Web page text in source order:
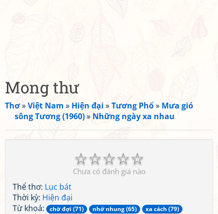
Mong thư
Thơ»Việt Nam » Hiện đại »Tương Phố» Mưa gió
sông Tương (1960)» Những ngày xa nhau
☆
☆
☆
☆
☆
Chưa có đánh giá nào
Thể thơ: Lục bát
Thời kỳ: Hiện đại
Từ khoá:
chờ đợi (71) nhớ nhung (65) xa cách (79)